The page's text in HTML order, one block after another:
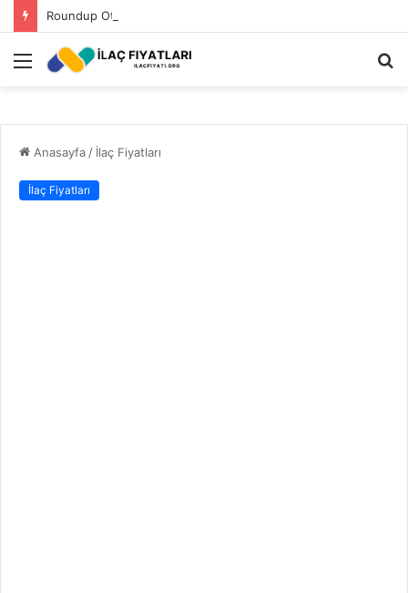
Roundup Ot İlacı Fiyatı 2023
Menü
Anasayfa/ İlaç Fiyatları
İlaç Fiyatları